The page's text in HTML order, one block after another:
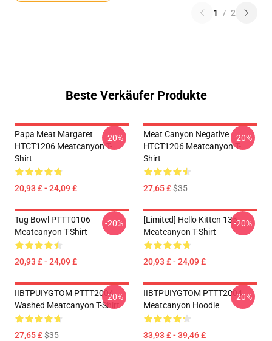
1 / 2
Beste Verkäufer Produkte
Papa Meat Margaret
HTCT1206 Meatcanyon T-
Shirt
20,93 £ - 24,09 £
-20%
Meat Canyon Negative
HTCT1206 Meatcanyon T-
Shirt
27,65 £$35
-20%
Tug Bowl PTTT0106
Meatcanyon T-Shirt
20,93 £ - 24,09 £
-20%
[Limited] Hello Kitten 135
Meatcanyon T-Shirt
20,93 £ - 24,09 £
-20%
IIBTPUIYGTOM PTTT2004
Washed Meatcanyon T-Shirt
27,65 £$35
-20%
IIBTPUIYGTOM PTTT2004
Meatcanyon Hoodie
33,93 £ - 39,46 £
-20%